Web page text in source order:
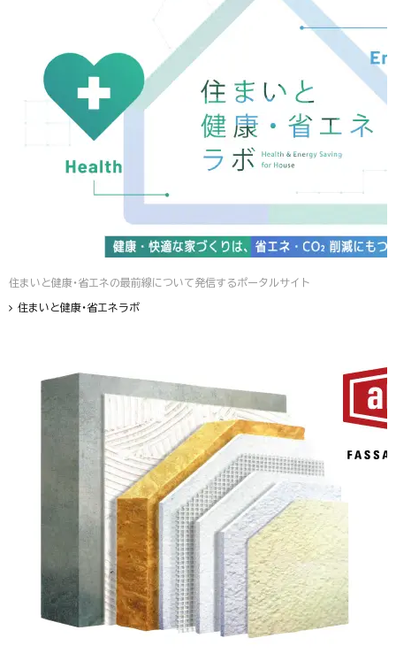
住まいと健康・省エネの最前線について発信するポータルサイト
住まいと健康・省エネラボ